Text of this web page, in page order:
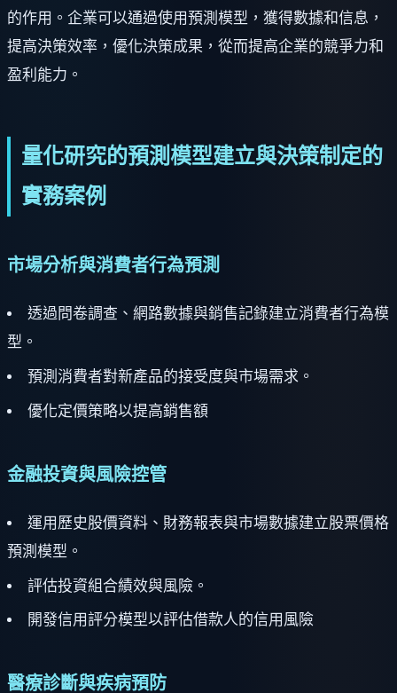
的作用。企業可以通過使用預測模型，獲得數據和信息，
提高決策效率，優化決策成果，從而提高企業的競爭力和
盈利能力。
量化研究的預測模型建立與決策制定的
實務案例
市場分析與消費者行為預測
透過問卷調查、網路數據與銷售記錄建立消費者行為模
型。
預測消費者對新產品的接受度與市場需求。
優化定價策略以提高銷售額
金融投資與風險控管
運用歷史股價資料、財務報表與市場數據建立股票價格
預測模型。
評估投資組合績效與風險。
開發信用評分模型以評估借款人的信用風險
醫療診斷與疾病預防